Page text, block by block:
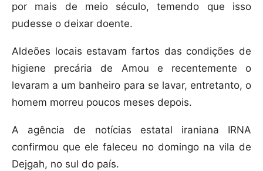
por mais de meio século, temendo que isso
pudesse o deixar doente.
Aldeões locais estavam fartos das condições de
higiene precária de Amou e recentemente o
levaram a um banheiro para se lavar, entretanto, o
homem morreu poucos meses depois.
A agência de notícias estatal iraniana IRNA
confirmou que ele faleceu no domingo na vila de
Dejgah, no sul do país.